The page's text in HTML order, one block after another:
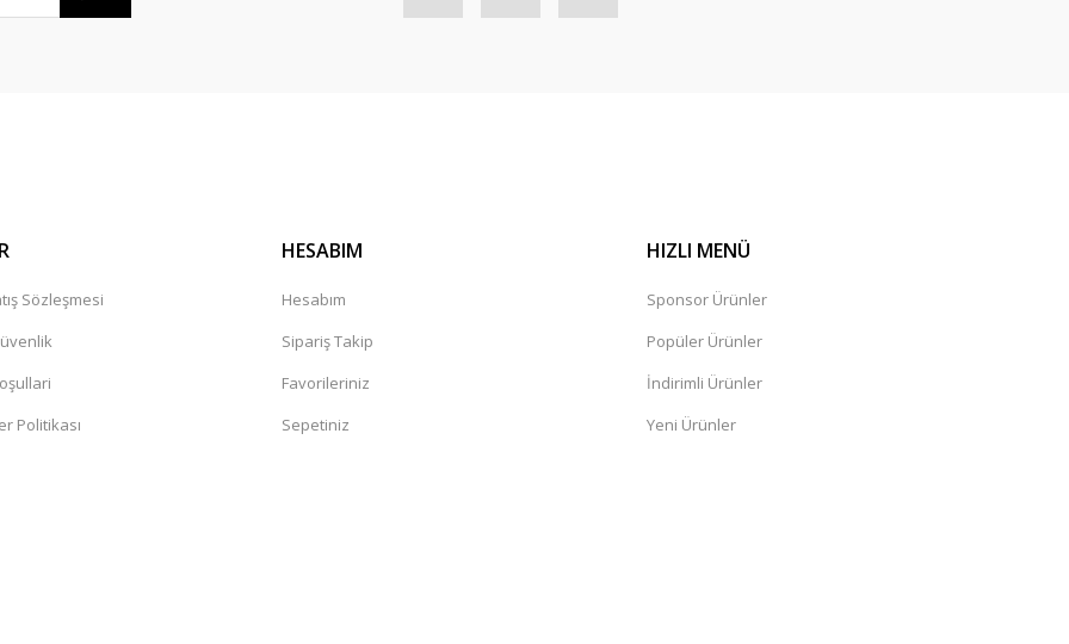
Sözleşmesi
Politikası
HESABIM
Hesabım
Sipariş Takip
Favorileriniz
Sepetiniz
HIZLI MENÜ
Sponsor Ürünler
Popüler Ürünler
İndirimli Ürünler
Yeni Ürünler